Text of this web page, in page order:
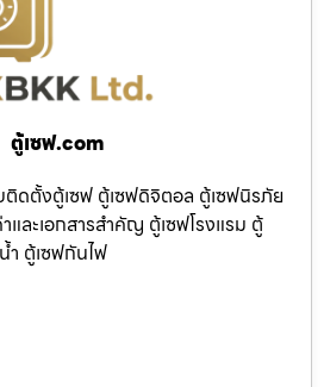
ตู้เซฟ.com
ติดตั้งตู้เซฟ ตู้เซฟดิจิตอล ตู้เซฟนิรภัย
และเอกสารสำคัญ ตู้เซฟโรงแรม ตู้
ำ ตู้เซฟกันไฟ